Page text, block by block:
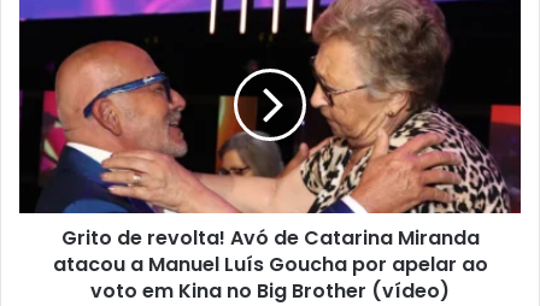
Grito de revolta! Avó de Catarina Miranda
atacou a Manuel Luís Goucha por apelar ao
voto em Kina no Big Brother (vídeo)